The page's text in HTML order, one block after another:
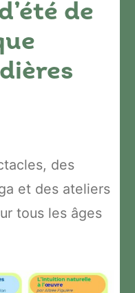
de
des
et des ateliers
tous les âges